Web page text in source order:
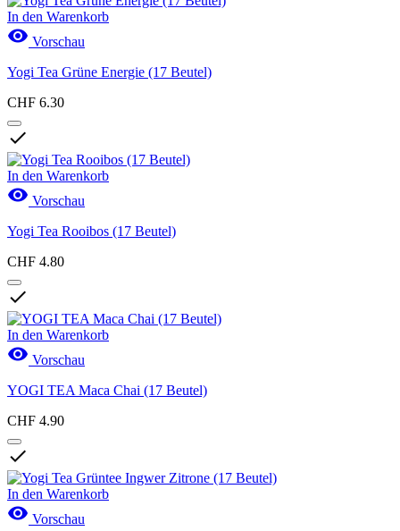
In den Warenkorb
 Vorschau
Yogi Tea Grüne Energie (17 Beutel)
CHF 6.30

In den Warenkorb
 Vorschau
Yogi Tea Rooibos (17 Beutel)
CHF 4.80

In den Warenkorb
 Vorschau
YOGI TEA Maca Chai (17 Beutel)
CHF 4.90

In den Warenkorb
 Vorschau